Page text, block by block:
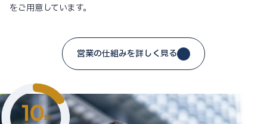
をご用意しています。
営業の仕組みを詳しく見る